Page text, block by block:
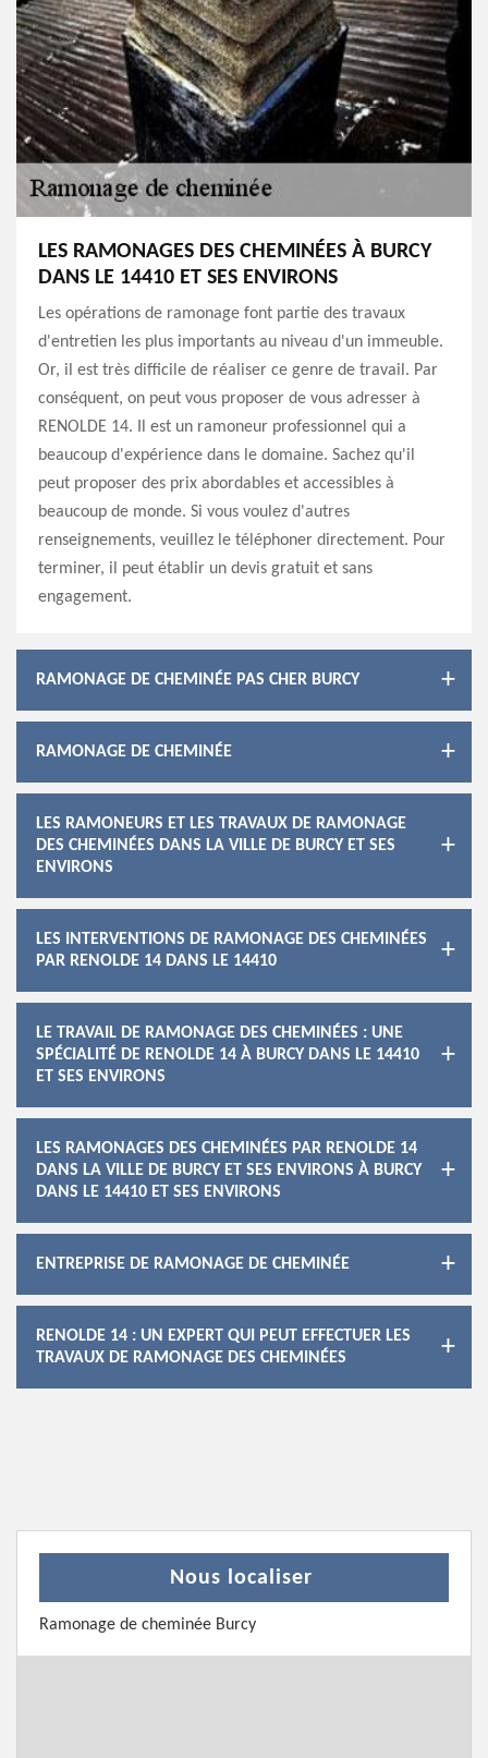
LES RAMONAGES DES CHEMINÉES À BURCY
DANS LE 14410 ET SES ENVIRONS
Les opérations de ramonage font partie des travaux
d'entretien les plus importants au niveau d'un immeuble.
Or, il est très difficile de réaliser ce genre de travail. Par
conséquent, on peut vous proposer de vous adresser à
RENOLDE 14. Il est un ramoneur professionnel qui a
beaucoup d'expérience dans le domaine. Sachez qu'il
peut proposer des prix abordables et accessibles à
beaucoup de monde. Si vous voulez d'autres
renseignements, veuillez le téléphoner directement. Pour
terminer, il peut établir un devis gratuit et sans
engagement.
RAMONAGE DE CHEMINÉE PAS CHER BURCY
RAMONAGE DE CHEMINÉE
LES RAMONEURS ET LES TRAVAUX DE RAMONAGE
DES CHEMINÉES DANS LA VILLE DE BURCY ET SES
ENVIRONS
LES INTERVENTIONS DE RAMONAGE DES CHEMINÉES
PAR RENOLDE 14 DANS LE 14410
LE TRAVAIL DE RAMONAGE DES CHEMINÉES : UNE
SPÉCIALITÉ DE RENOLDE 14 À BURCY DANS LE 14410
ET SES ENVIRONS
LES RAMONAGES DES CHEMINÉES PAR RENOLDE 14
DANS LA VILLE DE BURCY ET SES ENVIRONS À BURCY
DANS LE 14410 ET SES ENVIRONS
ENTREPRISE DE RAMONAGE DE CHEMINÉE
RENOLDE 14 : UN EXPERT QUI PEUT EFFECTUER LES
TRAVAUX DE RAMONAGE DES CHEMINÉES
Nous localiser
Ramonage de cheminée Burcy